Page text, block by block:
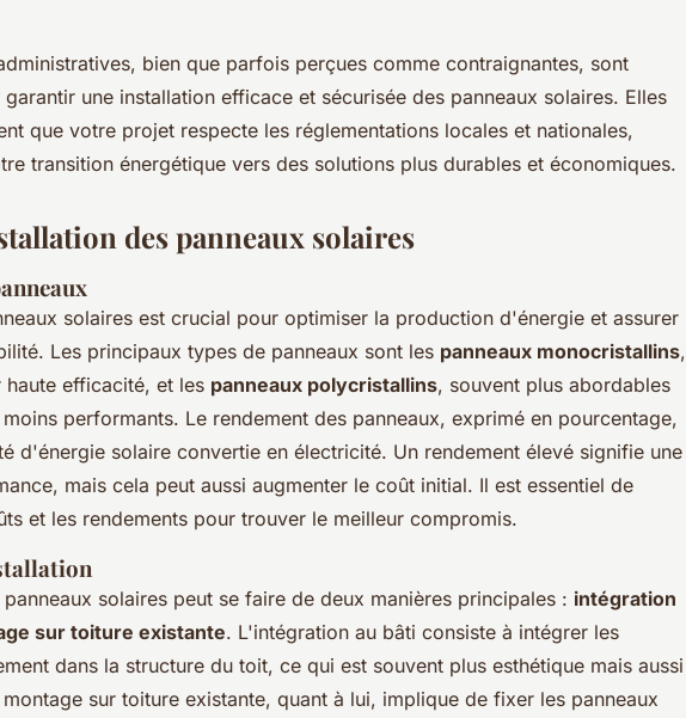
bien que parfois perçues comme contraignantes, sont
une installation efficace et sécurisée des panneaux solaires. Elles
que votre projet respecte les réglementations locales et nationales,
transition énergétique vers des solutions plus durables et économiques.
des panneaux solaires
solaires est crucial pour optimiser la production d'énergie et assurer
Les principaux types de panneaux sont les panneaux monocristallins,
efficacité, et les panneaux polycristallins, souvent plus abordables
performants. Le rendement des panneaux, exprimé en pourcentage,
d'énergie solaire convertie en électricité. Un rendement élevé signifie une
mais cela peut aussi augmenter le coût initial. Il est essentiel de
et les rendements pour trouver le meilleur compromis.
solaires peut se faire de deux manières principales : intégration
sur toiture existante. L'intégration au bâti consiste à intégrer les
dans la structure du toit, ce qui est souvent plus esthétique mais aussi
sur toiture existante, quant à lui, implique de fixer les panneaux